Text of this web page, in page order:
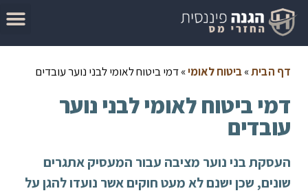
דף הבית»ביטוח לאומי»דמי ביטוח לאומי לבני נוער עובדים
דמי ביטוח לאומי לבני נוער
עובדים
העסקת בני נוער מציבה עבור המעסיק אתגרים
שונים, שכן ישנם לא מעט חוקים אשר נועדו להגן על